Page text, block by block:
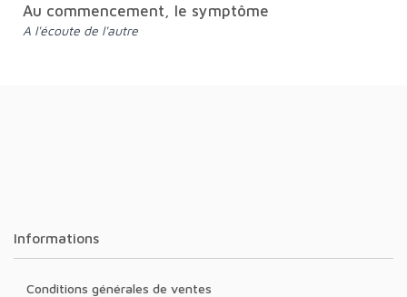
Au commencement, le symptôme
A l'écoute de l'autre
Informations
Conditions générales de ventes